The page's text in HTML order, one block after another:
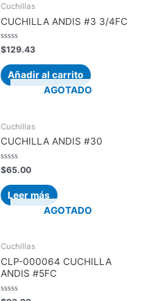
Cuchillas
CUCHILLA ANDIS #3 3/4FC
Valorado
con
de
5
$129.43
Añadir al carrito
AGOTADO
Cuchillas
CUCHILLA ANDIS #30
Valorado
con
de
5
$65.00
Leer más
AGOTADO
Cuchillas
CLP-000064 CUCHILLA
ANDIS #5FC